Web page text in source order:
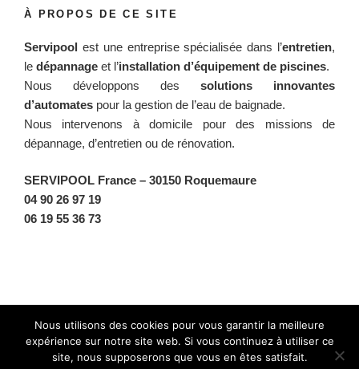
À PROPOS DE CE SITE
Servipool est une entreprise spécialisée dans l’entretien,
le dépannage et l’installation d’équipement de piscines.
Nous développons des solutions innovantes
d’automates pour la gestion de l’eau de baignade.
Nous intervenons à domicile pour des missions de
dépannage, d’entretien ou de rénovation.
SERVIPOOL France – 30150 Roquemaure
04 90 26 97 19
06 19 55 36 73
Nous utilisons des cookies pour vous garantir la meilleure
expérience sur notre site web. Si vous continuez à utiliser ce
site, nous supposerons que vous en êtes satisfait.